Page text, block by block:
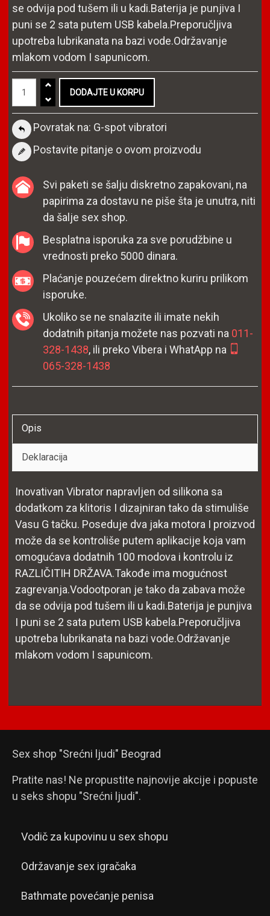
se odvija pod tušem ili u kadi.Baterija je punjiva I
puni se 2 sata putem USB kabela.Preporučljiva
upotreba lubrikanata na bazi vode.Održavanje
mlakom vodom I sapunicom.
Povratak na: G-spot vibratori
Postavite pitanje o ovom proizvodu
Svi paketi se šalju diskretno zapakovani, na
papirima za dostavu ne piše šta je unutra, niti
da šalje sex shop.
Besplatna isporuka za sve porudžbine u
vrednosti preko 5000 dinara.
Plaćanje pouzećem direktno kuriru prilikom
isporuke.
Ukoliko se ne snalazite ili imate nekih
dodatnih pitanja možete nas pozvati na 011-
328-1438, ili preko Vibera i WhatApp na
065-328-1438
Opis
Deklaracija
Inovativan Vibrator napravljen od silikona sa
dodatkom za klitoris I dizajniran tako da stimuliše
Vasu G tačku. Poseduje dva jaka motora I proizvod
može da se kontroliše putem aplikacije koja vam
omogućava dodatnih 100 modova i kontrolu iz
RAZLIČITIH DRŽAVA.Takođe ima mogućnost
zagrevanja.Vodootporan je tako da zabava može
da se odvija pod tušem ili u kadi.Baterija je punjiva
I puni se 2 sata putem USB kabela.Preporučljiva
upotreba lubrikanata na bazi vode.Održavanje
mlakom vodom I sapunicom.
Sex shop "Srećni ljudi" Beograd
Pratite nas! Ne propustite najnovije akcije i popuste
u seks shopu "Srećni ljudi".
Vodič za kupovinu u sex shopu
Održavanje sex igračaka
Bathmate povećanje penisa